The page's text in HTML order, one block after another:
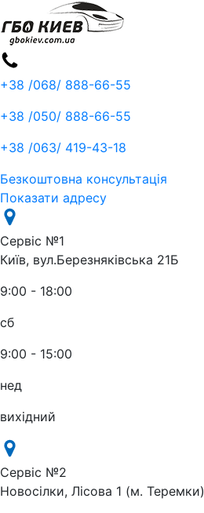
+38 /068/ 888-66-55
+38 /050/ 888-66-55
+38 /063/ 419-43-18
Безкоштовна консультація
Показати адресу
Сервіс №1
Київ, вул.Березняківська 21Б
9:00 - 18:00
сб
9:00 - 15:00
нед
вихідний
Сервіс №2
Новосілки, Лісова 1 (м. Теремки)